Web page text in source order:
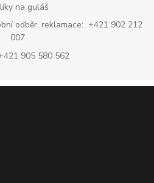
na guláš
odběr, reklamace: +421 902 212
007
905 580 562